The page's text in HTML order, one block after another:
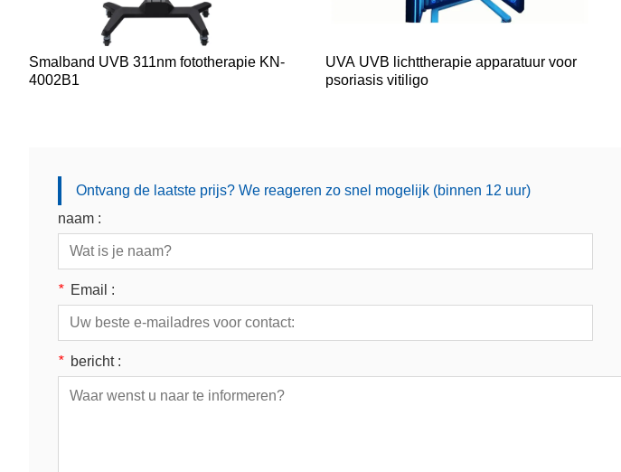
Smalband UVB 311nm fototherapie KN-
4002B1
UVA UVB lichttherapie apparatuur voor
psoriasis vitiligo
Ontvang de laatste prijs? We reageren zo snel mogelijk (binnen 12 uur)
naam :
* Email :
* bericht :